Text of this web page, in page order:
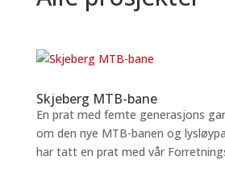
Skjeberg MTB-bane
En prat med femte generasjons
om den nye MTB-banen og
har tatt en prat med vår